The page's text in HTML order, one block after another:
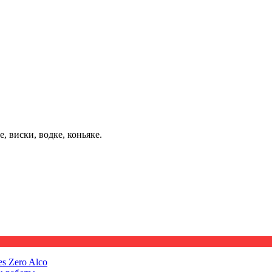
виски, водке, коньяке.
Zero Alco